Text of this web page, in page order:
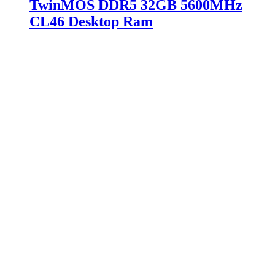
TwinMOS DDR5 32GB 5600MHz
CL46 Desktop Ram